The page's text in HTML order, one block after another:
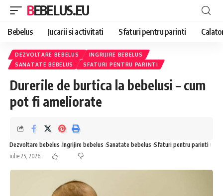
BEBELUS.EU
Bebelus Jucarii si activitati Sfaturi pentru parinti
DEZVOLTARE BEBELUS
INGRIJIRE BEBELUS
SANATATE BEBELUS
SFATURI PENTRU PARINTI
Durerile de burtica la bebelusi – cum
pot fi ameliorate
Dezvoltare bebelus Ingrijire bebelus Sanatate bebelus Sfaturi pentru parinti
iulie 25, 2026